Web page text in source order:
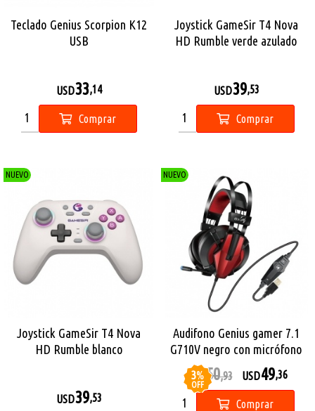
Teclado Genius Scorpion K12
USB
USD33,14
Comprar
Joystick GameSir T4 Nova
HD Rumble verde azulado
USD39,53
Comprar
NUEVO
Joystick GameSir T4 Nova
HD Rumble blanco
USD39,53
NUEVO
Audifono Genius gamer 7.1
G710V negro con micrófono
3%
OFF
USD50,93 USD49,36
Comprar